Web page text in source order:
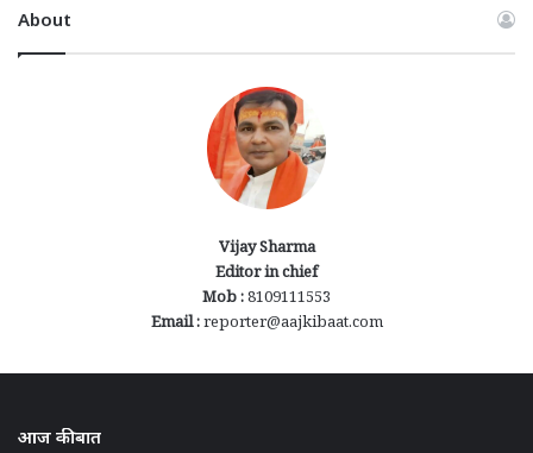
About
Vijay Sharma
Editor in chief
Mob :8109111553
Email :reporter@aajkibaat.com
आज की बात